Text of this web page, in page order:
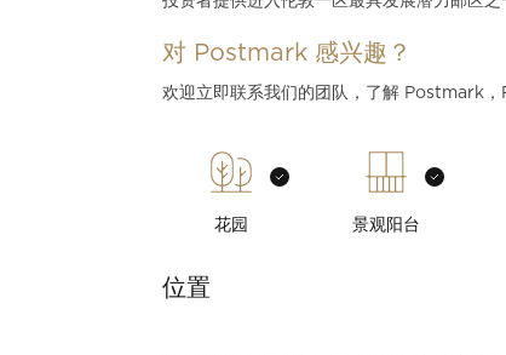
对 Postmark 感兴趣？
欢迎立即联系我们的团队，了解 Postmark
花园 景观阳台
位置